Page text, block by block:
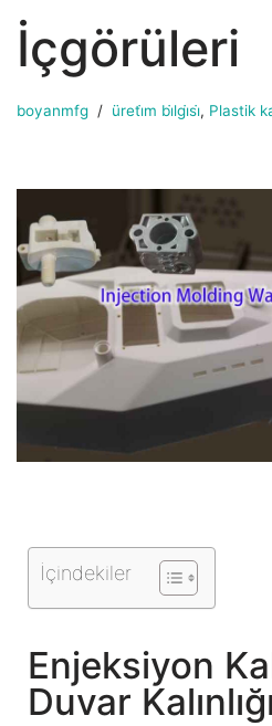
İçgörüleri
boyanmfg üreti̇m bi̇lgi̇si̇, Plastik
İçindekiler
Enjeksiyon
Duvar